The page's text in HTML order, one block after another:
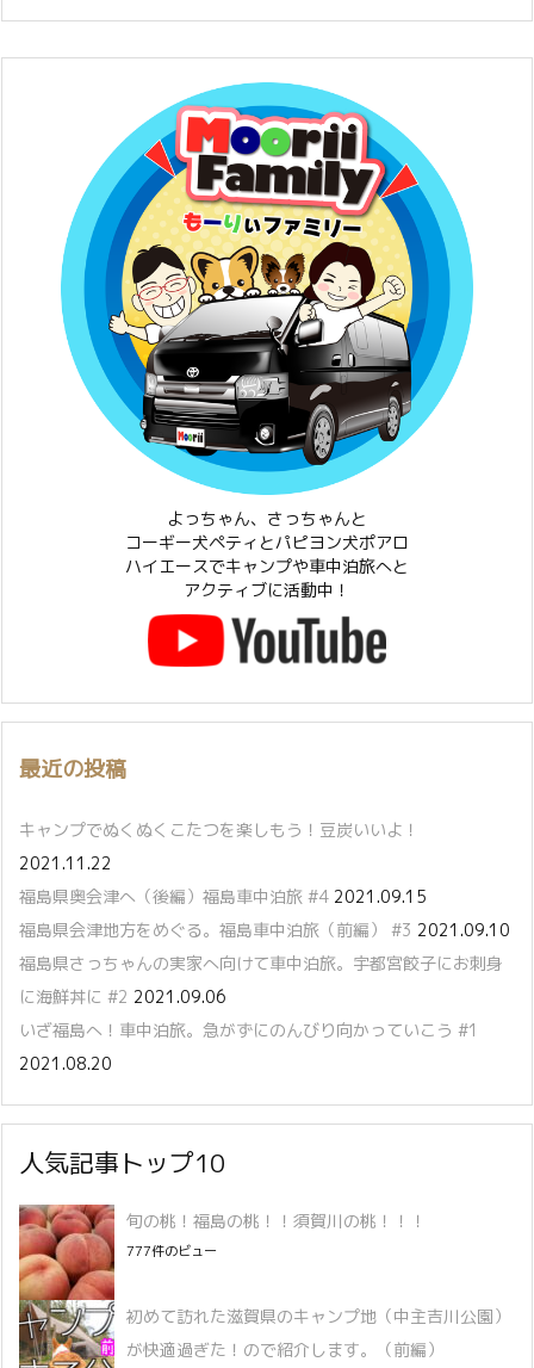
よっちゃん、さっちゃんと
コーギー犬ペティとパピヨン犬ポアロ
ハイエースでキャンプや車中泊旅へと
アクティブに活動中！
最近の投稿
キャンプでぬくぬくこたつを楽しもう！豆炭いいよ！
2021.11.22
福島県奥会津へ（後編）福島車中泊旅 #4 2021.09.15
福島県会津地方をめぐる。福島車中泊旅（前編） #3 2021.09.10
福島県さっちゃんの実家へ向けて車中泊旅。宇都宮餃子にお刺身
に海鮮丼に #2 2021.09.06
いざ福島へ！車中泊旅。急がずにのんびり向かっていこう #1
2021.08.20
人気記事トップ10
旬の桃！福島の桃！！須賀川の桃！！！
777件のビュー
初めて訪れた滋賀県のキャンプ地（中主吉川公園）
が快適過ぎた！ので紹介します。（前編）